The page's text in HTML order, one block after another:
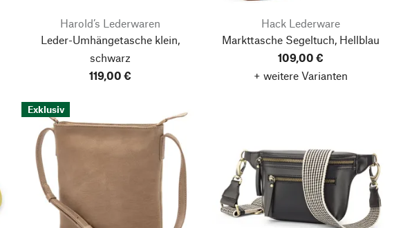
Harold’s Lederwaren
Leder-Umhängetasche klein,
schwarz
119,00 €
Hack Lederware
Markttasche Segeltuch, Hellblau
109,00 €
+ weitere Varianten
Exklusiv